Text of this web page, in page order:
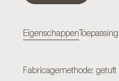
Eigenschappen Toepassing
Fabricagemethode: getuft